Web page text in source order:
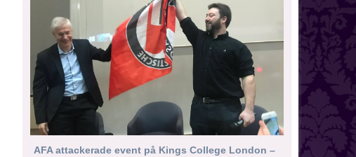
AFA attackerade event på Kings College London –